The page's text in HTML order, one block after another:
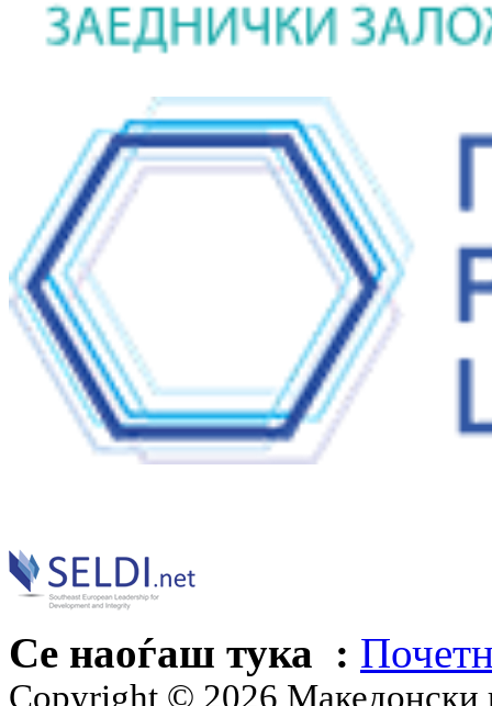
Се наоѓаш тука :
Copyright © 2026 Македонски